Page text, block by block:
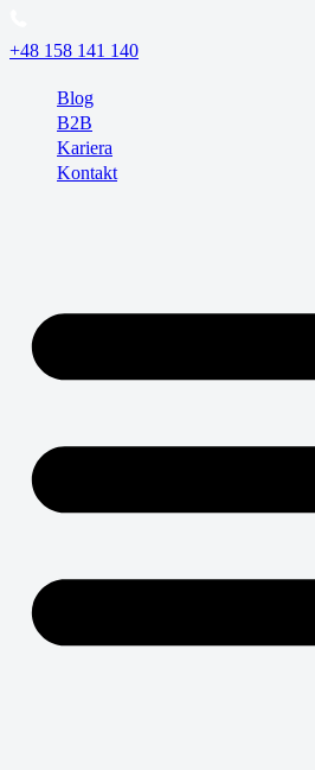
+48 158 141 140
Blog
B2B
Kariera
Kontakt